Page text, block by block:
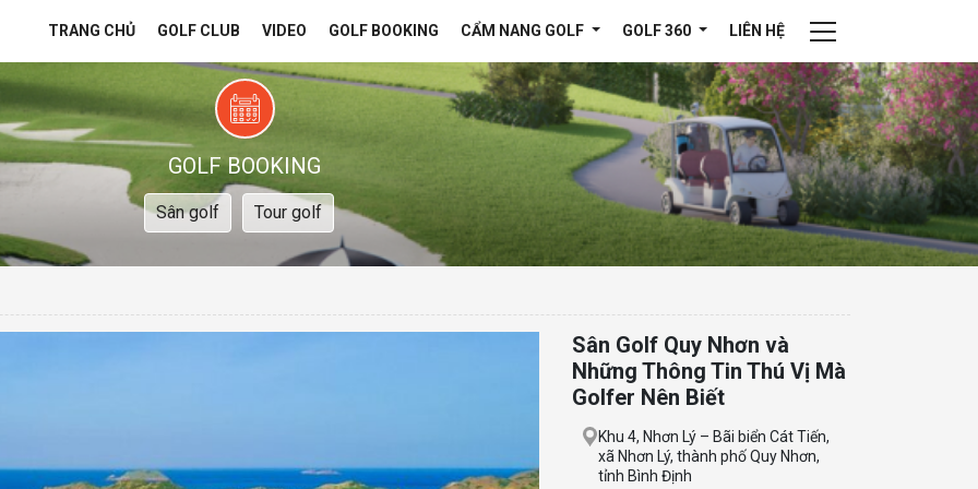
TRANG CHỦ GOLF CLUB VIDEO GOLF BOOKING CẨM NANG GOLF GOLF 360 LIÊN HỆ
GOLF BOOKING
Sân golf Tour golf
Sân Golf Quy Nhơn và
Những Thông Tin Thú Vị Mà
Golfer Nên Biết
Khu 4, Nhơn Lý – Bãi biển Cát Tiến,
xã Nhơn Lý, thành phố Quy Nhơn,
tỉnh Bình Định